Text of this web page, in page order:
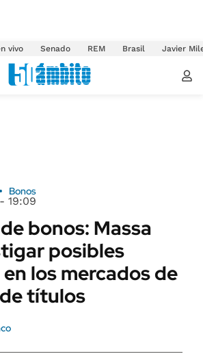
vivo Senado REM Brasil Javier
Bonos
19:09
bonos: Massa
posibles
los mercados de
títulos